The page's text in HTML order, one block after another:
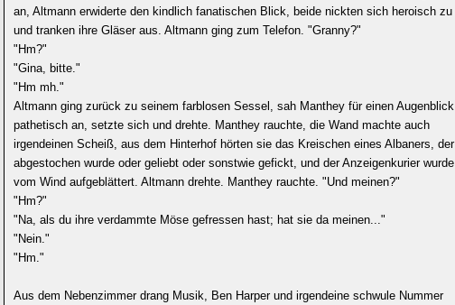
an, Altmann erwiderte den kindlich fanatischen Blick, beide nickten sich heroisch zu
und tranken ihre Gläser aus. Altmann ging zum Telefon. "Granny?"
"Hm?"
"Gina, bitte."
"Hm mh."
Altmann ging zurück zu seinem farblosen Sessel, sah Manthey für einen Augenblick
pathetisch an, setzte sich und drehte. Manthey rauchte, die Wand machte auch
irgendeinen Scheiß, aus dem Hinterhof hörten sie das Kreischen eines Albaners, der
abgestochen wurde oder geliebt oder sonstwie gefickt, und der Anzeigenkurier wurde
vom Wind aufgeblättert. Altmann drehte. Manthey rauchte. "Und meinen?"
"Hm?"
"Na, als du ihre verdammte Möse gefressen hast; hat sie da meinen..."
"Nein."
"Hm."
Aus dem Nebenzimmer drang Musik, Ben Harper und irgendeine schwule Nummer